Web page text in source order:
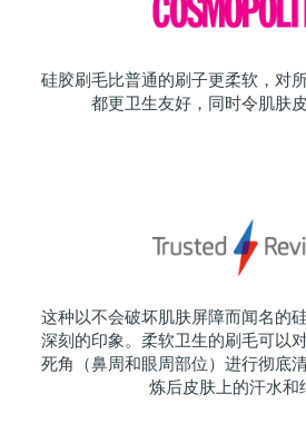
硅胶刷毛比普通的刷子更柔软，对
都更卫生友好，同时令肌肤
这种以不会破坏肌肤屏障而闻名的
深刻的印象。柔软卫生的刷毛可以
死角（鼻周和眼周部位）进行彻底
炼后皮肤上的汗水和